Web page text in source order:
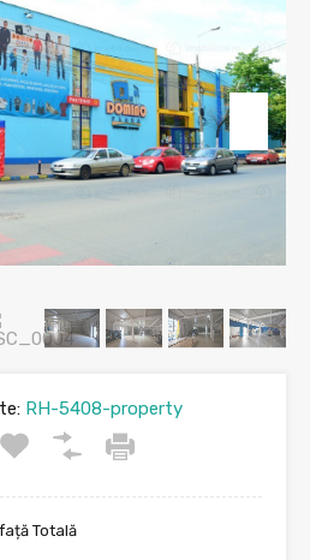
RH-5408-property
Totală